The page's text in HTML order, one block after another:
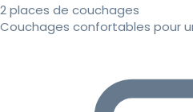
2 places de couchages
Couchages confortables pour